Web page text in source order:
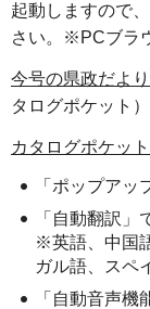
起動しますので
さい。※PCブラ
今号の県政だよ
タログポケット
カタログポケッ
「ポップア
「自動翻訳
※英語、中国
ガル語、スペ
「自動音声